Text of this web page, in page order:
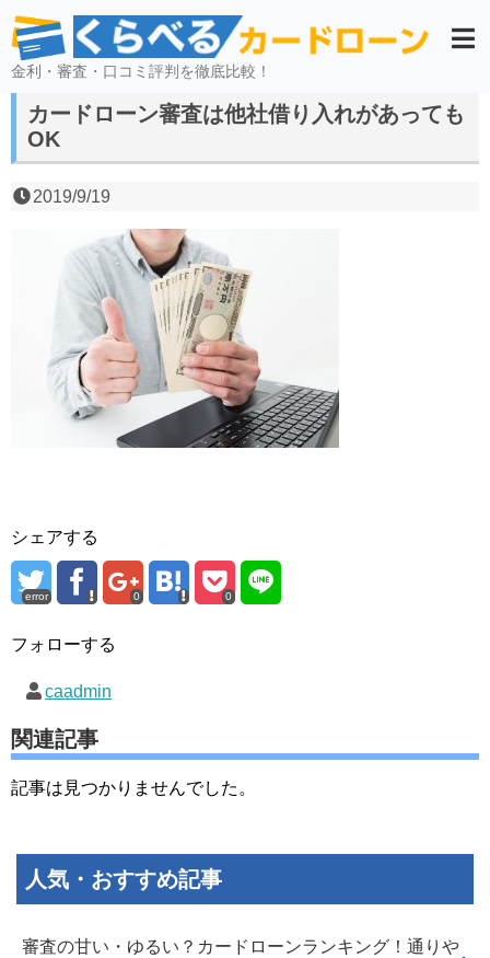
金利・審査・口コミ評判を徹底比較！
カードローン審査は他社借り入れがあっても
OK
2019/9/19
シェアする
error 0 0
フォローする
caadmin
関連記事
記事は見つかりませんでした。
人気・おすすめ記事
審査の甘い・ゆるい？カードローンランキング！通りや